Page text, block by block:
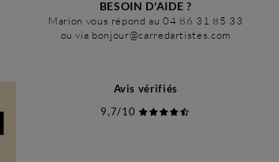
BESOIN D'AIDE ?
Marion vous répond au 04 86 31 85 33
ou via bonjour@carredartistes.com
Avis vérifiés
9,7/10